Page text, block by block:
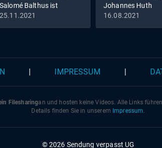
Salomé Balthus ist
Sexarbeiterin aus
25.11.2021
Johannes Huth
übernimmt
16.08.2021
IMPRESSUM
Filesharingan und hosten keine Videos. Alle Links
Details finden Sie in unserem Impressum.
© 2026 Sendung verpasst UG